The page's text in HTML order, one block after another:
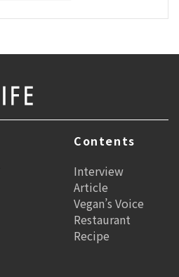
Contents
Interview
Article
Vegan’s Voice
Restaurant
Recipe